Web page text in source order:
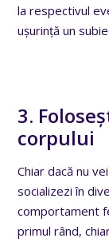
la respectivul
ușurință un
3.
corpului
Chiar dacă nu
socializezi în
comportament
primul rând,